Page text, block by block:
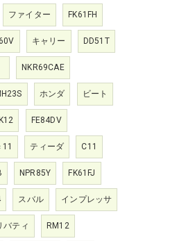
ファイター FK61FH
キャリー DD51T
NKR69CAE
ホンダ ビート
FE84DV
11 ティーダ C11
NPR85Y FK61FJ
スバル インプレッサ
バティ RM12